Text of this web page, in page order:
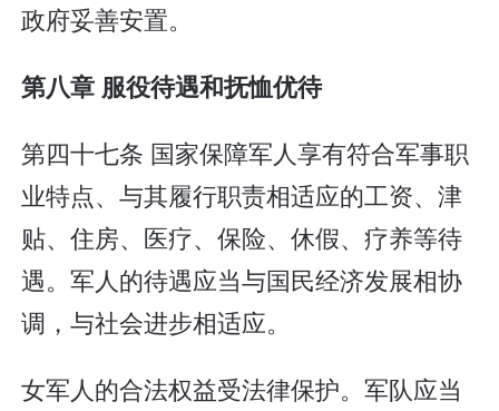
政府妥善安置。
第八章 服役待遇和抚恤优待
第四十七条 国家保障军人享有符合军事职
业特点、与其履行职责相适应的工资、津
贴、住房、医疗、保险、休假、疗养等待
遇。军人的待遇应当与国民经济发展相协
调，与社会进步相适应。
女军人的合法权益受法律保护。军队应当